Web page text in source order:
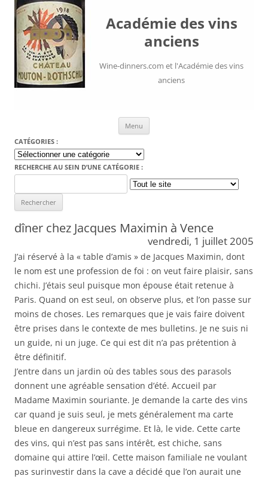
Académie des vins
anciens
Wine-dinners.com et l'Académie des vins
anciens
Menu
CATÉGORIES :
Catégories
:
RECHERCHE AU SEIN D’UNE CATÉGORIE :
for:
dîner chez Jacques Maximin à Vence
vendredi, 1 juillet 2005
J’ai réservé à la « table d’amis » de Jacques Maximin, dont
le nom est une profession de foi : on veut faire plaisir, sans
chichi. J’étais seul puisque mon épouse était retenue à
Paris. Quand on est seul, on observe plus, et l’on passe sur
moins de choses. Les remarques que je vais faire doivent
être prises dans le contexte de mes bulletins. Je ne suis ni
un guide, ni un juge. Ce qui est dit n’a pas prétention à
être définitif.
J’entre dans un jardin où des tables sous des parasols
donnent une agréable sensation d’été. Accueil par
Madame Maximin souriante. Je demande la carte des vins
car quand je suis seul, je mets généralement ma carte
bleue en dangereux surrégime. Et là, le vide. Cette carte
des vins, qui n’est pas sans intérêt, est chiche, sans
domaine qui attire l’œil. Cette maison familiale ne voulant
pas surinvestir dans la cave a décidé que l’on aurait une